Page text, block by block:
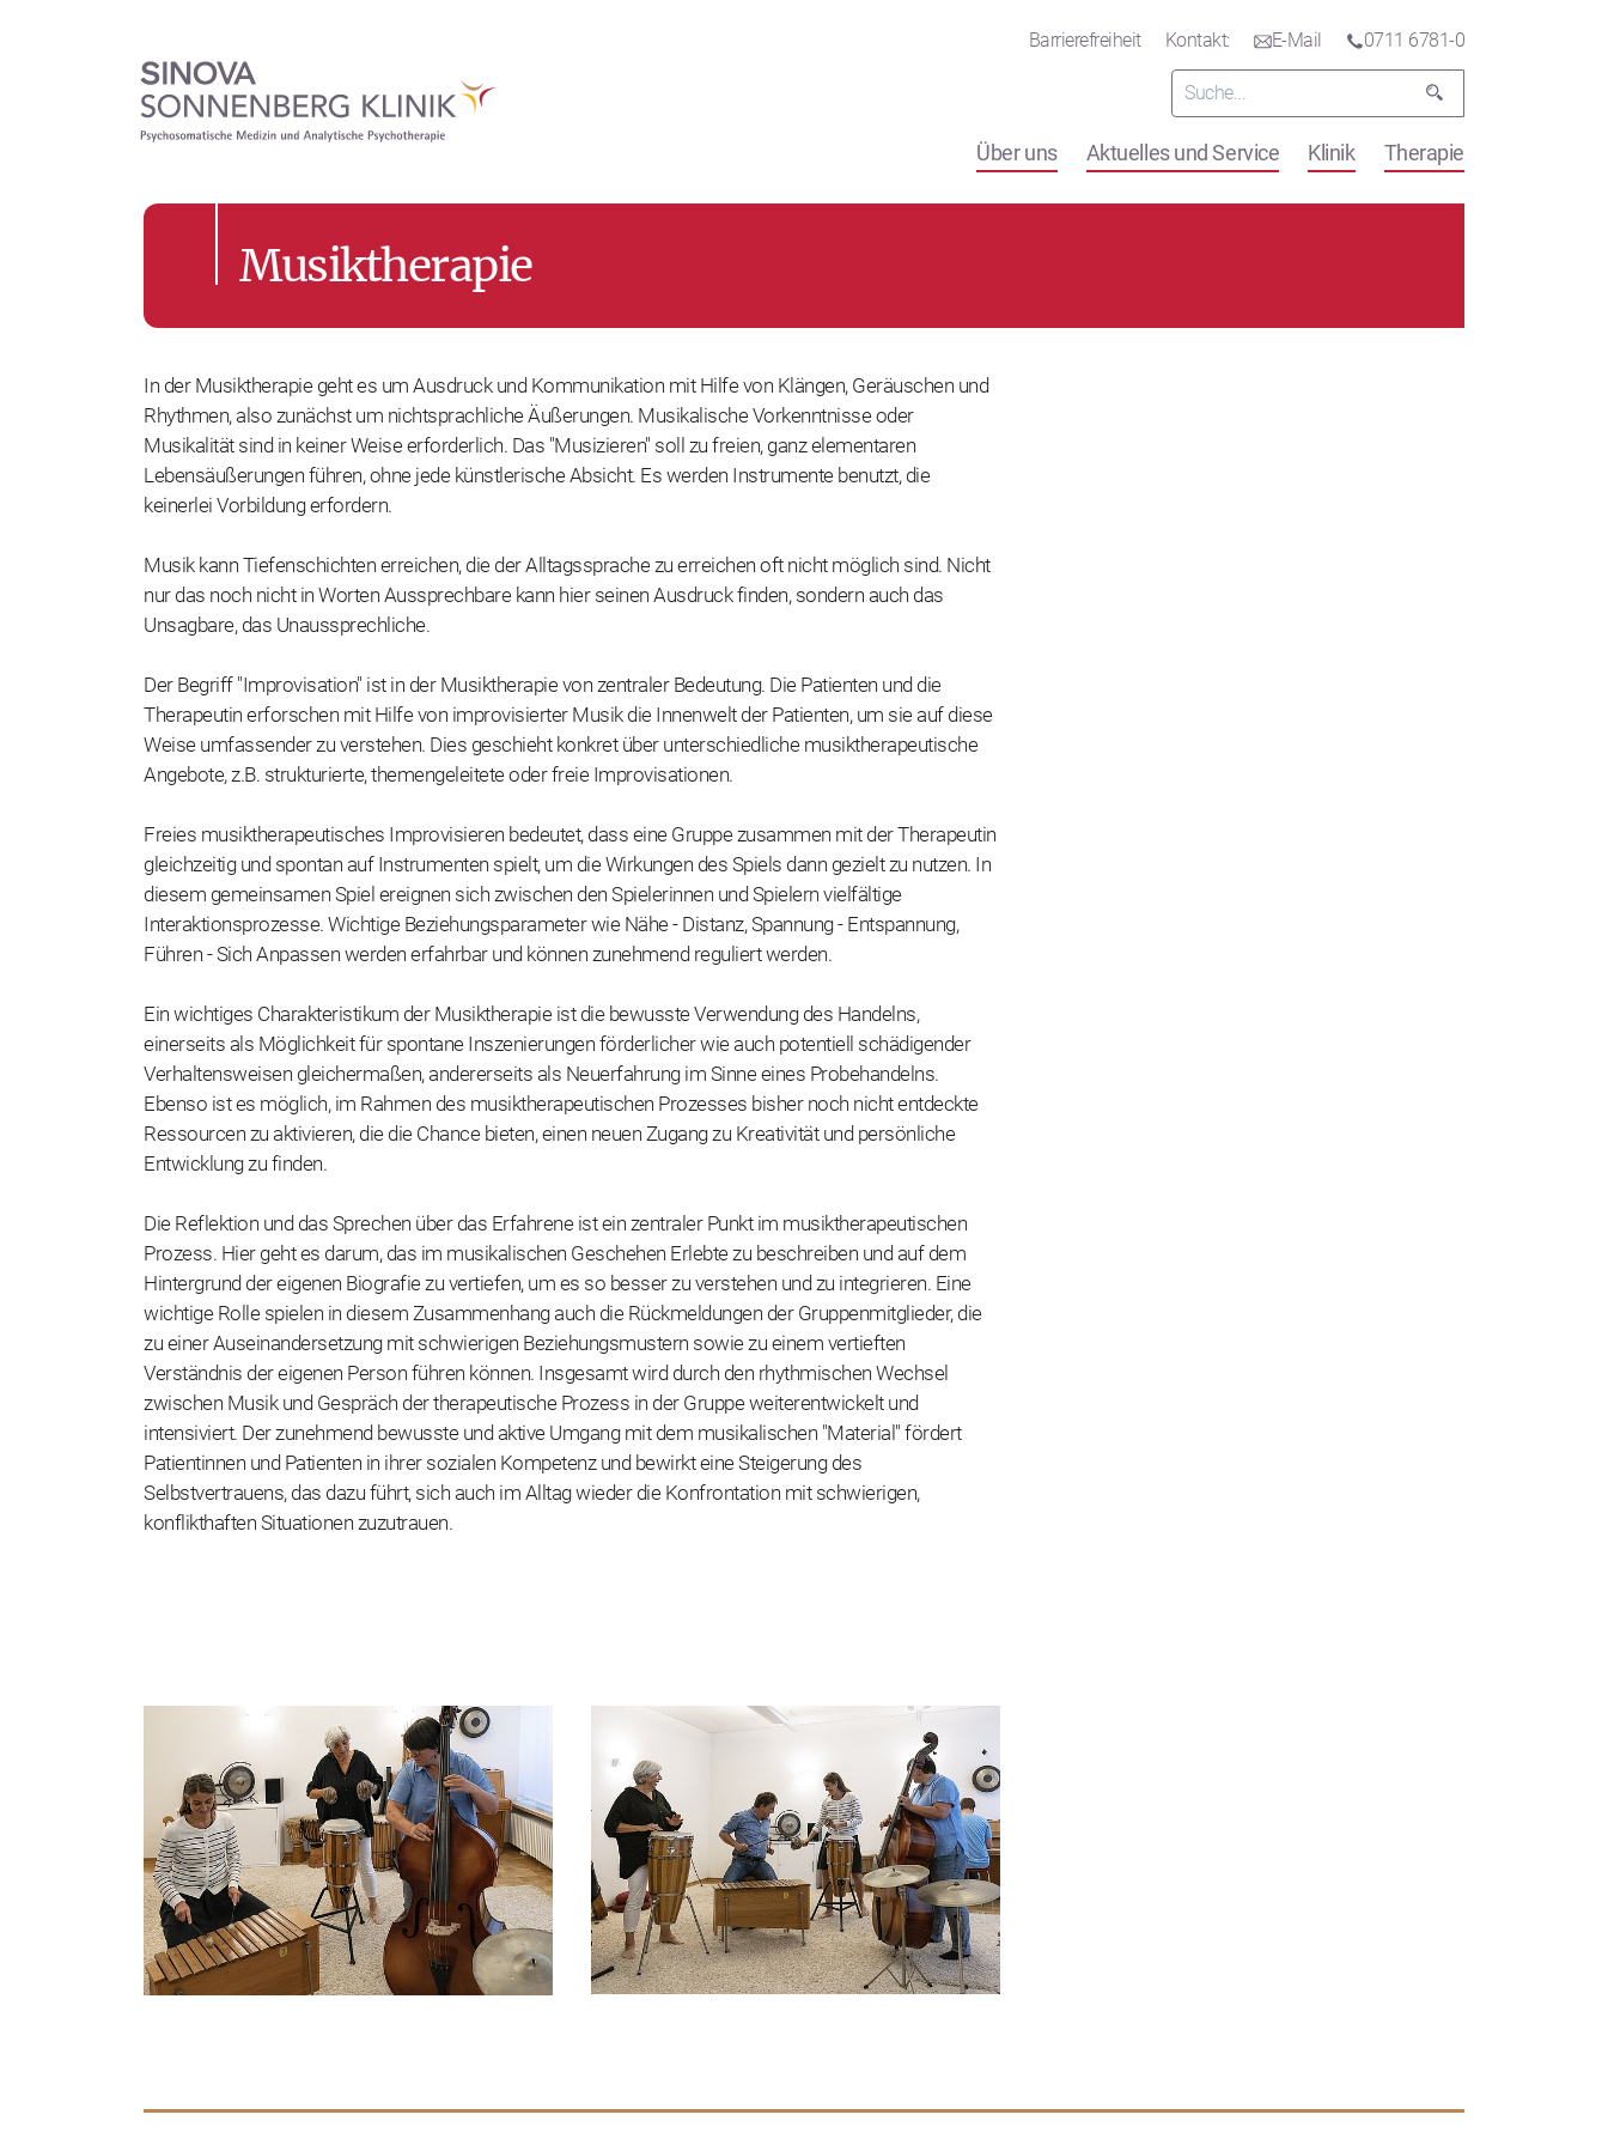
Barrierefreiheit Kontakt: E-Mail 0711 6781-0
Über uns Aktuelles und Service Klinik Therapie
Musiktherapie
In der Musiktherapie geht es um Ausdruck und Kommunikation mit Hilfe von Klängen, Geräuschen und
Rhythmen, also zunächst um nichtsprachliche Äußerungen. Musikalische Vorkenntnisse oder
Musikalität sind in keiner Weise erforderlich. Das "Musizieren" soll zu freien, ganz elementaren
Lebensäußerungen führen, ohne jede künstlerische Absicht. Es werden Instrumente benutzt, die
keinerlei Vorbildung erfordern.
Musik kann Tiefenschichten erreichen, die der Alltagssprache zu erreichen oft nicht möglich sind. Nicht
nur das noch nicht in Worten Aussprechbare kann hier seinen Ausdruck finden, sondern auch das
Unsagbare, das Unaussprechliche.
Der Begriff "Improvisation" ist in der Musiktherapie von zentraler Bedeutung. Die Patienten und die
Therapeutin erforschen mit Hilfe von improvisierter Musik die Innenwelt der Patienten, um sie auf diese
Weise umfassender zu verstehen. Dies geschieht konkret über unterschiedliche musiktherapeutische
Angebote, z.B. strukturierte, themengeleitete oder freie Improvisationen.
Freies musiktherapeutisches Improvisieren bedeutet, dass eine Gruppe zusammen mit der Therapeutin
gleichzeitig und spontan auf Instrumenten spielt, um die Wirkungen des Spiels dann gezielt zu nutzen. In
diesem gemeinsamen Spiel ereignen sich zwischen den Spielerinnen und Spielern vielfältige
Interaktionsprozesse. Wichtige Beziehungsparameter wie Nähe - Distanz, Spannung - Entspannung,
Führen - Sich Anpassen werden erfahrbar und können zunehmend reguliert werden.
Ein wichtiges Charakteristikum der Musiktherapie ist die bewusste Verwendung des Handelns,
einerseits als Möglichkeit für spontane Inszenierungen förderlicher wie auch potentiell schädigender
Verhaltensweisen gleichermaßen, andererseits als Neuerfahrung im Sinne eines Probehandelns.
Ebenso ist es möglich, im Rahmen des musiktherapeutischen Prozesses bisher noch nicht entdeckte
Ressourcen zu aktivieren, die die Chance bieten, einen neuen Zugang zu Kreativität und persönliche
Entwicklung zu finden.
Die Reflektion und das Sprechen über das Erfahrene ist ein zentraler Punkt im musiktherapeutischen
Prozess. Hier geht es darum, das im musikalischen Geschehen Erlebte zu beschreiben und auf dem
Hintergrund der eigenen Biografie zu vertiefen, um es so besser zu verstehen und zu integrieren. Eine
wichtige Rolle spielen in diesem Zusammenhang auch die Rückmeldungen der Gruppenmitglieder, die
zu einer Auseinandersetzung mit schwierigen Beziehungsmustern sowie zu einem vertieften
Verständnis der eigenen Person führen können. Insgesamt wird durch den rhythmischen Wechsel
zwischen Musik und Gespräch der therapeutische Prozess in der Gruppe weiterentwickelt und
intensiviert. Der zunehmend bewusste und aktive Umgang mit dem musikalischen "Material" fördert
Patientinnen und Patienten in ihrer sozialen Kompetenz und bewirkt eine Steigerung des
Selbstvertrauens, das dazu führt, sich auch im Alltag wieder die Konfrontation mit schwierigen,
konflikthaften Situationen zuzutrauen.